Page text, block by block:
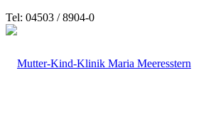
Tel: 04503 / 8904-0